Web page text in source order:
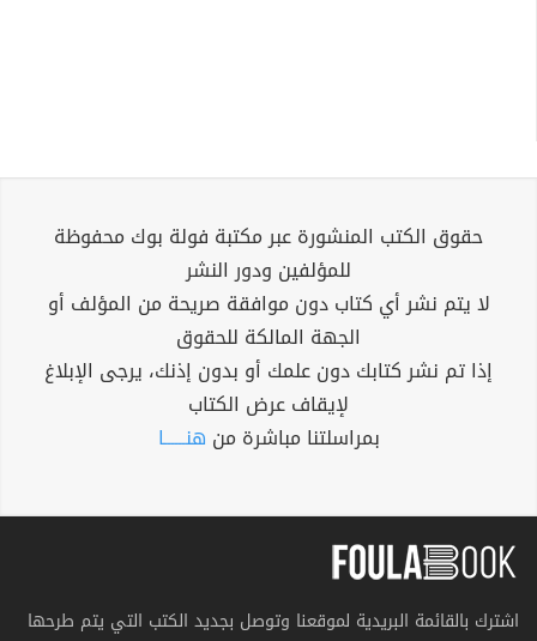
حقوق الكتب المنشورة عبر مكتبة فولة بوك محفوظة
للمؤلفين ودور النشر
لا يتم نشر أي كتاب دون موافقة صريحة من المؤلف أو
الجهة المالكة للحقوق
إذا تم نشر كتابك دون علمك أو بدون إذنك، يرجى الإبلاغ
لإيقاف عرض الكتاب
بمراسلتنا مباشرة من هنــــــا
اشترك بالقائمة البريدية لموقعنا وتوصل بجديد الكتب التي يتم طرحها